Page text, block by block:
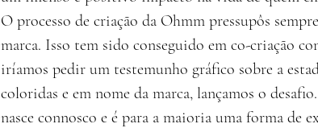
O processo de criação da Ohmm pressupôs
marca. Isso tem sido conseguido em co-criação
iríamos pedir um testemunho gráfico sobre a
coloridas e em nome da marca, lançamos o
nasce connosco e é para a maioria uma forma de